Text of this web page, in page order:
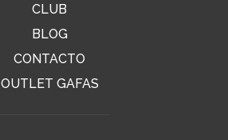
CLUB
BLOG
CONTACTO
OUTLET GAFAS